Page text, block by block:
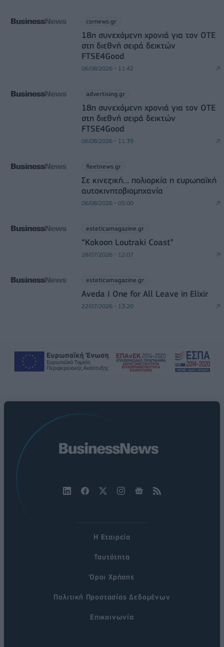
csrnews.gr
18η συνεχόμενη χρονιά για τον ΟΤΕ
στη διεθνή σειρά δεικτών
FTSE4Good
06/08/2026 - 11:42
advertising.gr
18η συνεχόμενη χρονιά για τον ΟΤΕ
στη διεθνή σειρά δεικτών
FTSE4Good
06/08/2026 - 11:39
fleetnews.gr
Σε κινεζική… πολιορκία η ευρωπαϊκή
αυτοκινητοβιομηχανία
06/08/2026 - 05:00
esteticamagazine.gr
“Kokoon Loutraki Coast”
28/07/2026 - 12:07
esteticamagazine.gr
Aveda I One for All Leave in Elixir
22/07/2026 - 13:20
Η Εταιρεία
Ταυτότητα
Όροι Χρήσης
Πολιτική Προστασίας Δεδομένων
Επικοινωνία